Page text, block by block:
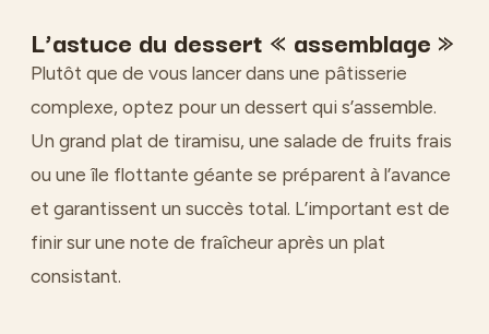
L’astuce du dessert « assemblage »
Plutôt que de vous lancer dans une pâtisserie
complexe, optez pour un dessert qui s’assemble.
Un grand plat de tiramisu, une salade de fruits frais
ou une île flottante géante se préparent à l’avance
et garantissent un succès total. L’important est de
finir sur une note de fraîcheur après un plat
consistant.